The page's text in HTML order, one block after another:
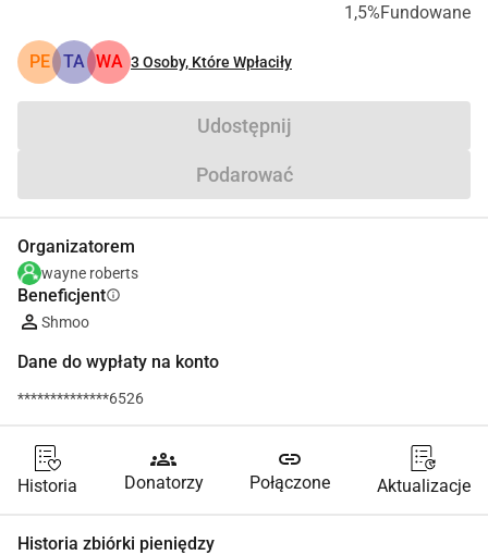
1,5%Fundowane
PE TA WA 3Osoby, Które Wpłaciły
Udostępnij
Podarować
Organizatorem
wayne roberts
Beneficjentinfo
Shmoo
Dane do wypłaty na konto
**************6526
Historia
groups
Donatorzy
link
Połączone Aktualizacje
Historia zbiórki pieniędzy